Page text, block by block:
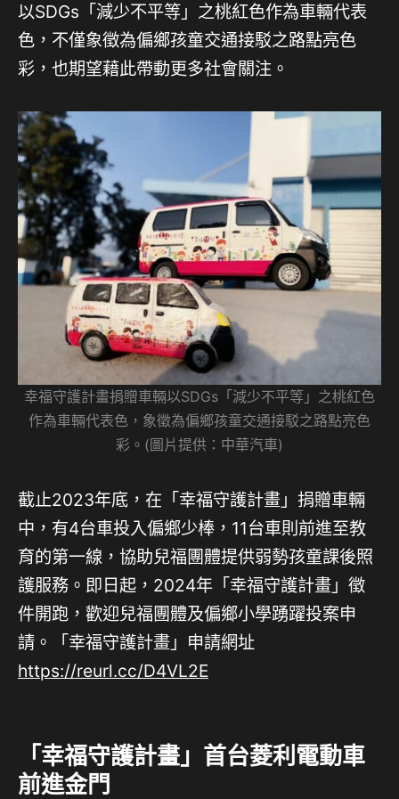
以SDGs「減少不平等」之桃紅色作為車輛代表
色，不僅象徵為偏鄉孩童交通接駁之路點亮色
彩，也期望藉此帶動更多社會關注。
幸福守護計畫捐贈車輛以SDGs「減少不平等」之桃紅色
作為車輛代表色，象徵為偏鄉孩童交通接駁之路點亮色
彩。(圖片提供：中華汽車)
截止2023年底，在「幸福守護計畫」捐贈車輛
中，有4台車投入偏鄉少棒，11台車則前進至教
育的第一線，協助兒福團體提供弱勢孩童課後照
護服務。即日起，2024年「幸福守護計畫」徵
件開跑，歡迎兒福團體及偏鄉小學踴躍投案申
請。「幸福守護計畫」申請網址
https://reurl.cc/D4VL2E
「幸福守護計畫」首台菱利電動車
前進金門